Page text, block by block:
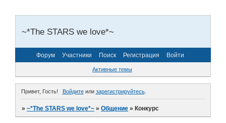
~*The STARS we love*~
Форум Участники Поиск Регистрация Войти
Активные темы
Привет, Гость! Войдитеили зарегистрируйтесь.
»~*The STARS we love*~ »Общение »Конкурс